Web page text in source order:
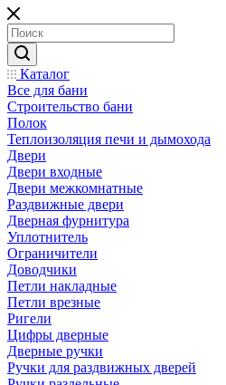
Каталог
Все для бани
Строительство бани
Полок
Теплоизоляция печи и дымохода
Двери
Двери входные
Двери межкомнатные
Раздвижные двери
Дверная фурнитура
Уплотнитель
Ограничители
Доводчики
Петли накладные
Петли врезные
Ригели
Цифры дверные
Дверные ручки
Ручки для раздвижных дверей